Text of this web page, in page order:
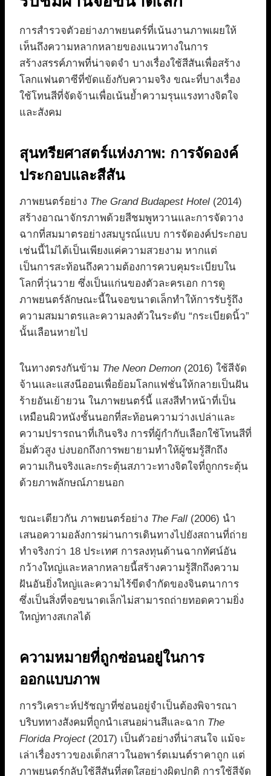
การสำรวจตัวอย่างภาพยนตร์ที่เน้นงานภาพเผยให้
เห็นถึงความหลากหลายของแนวทางในการ
สร้างสรรค์ภาพที่น่าจดจำ บางเรื่องใช้สีสันเพื่อสร้าง
โลกแฟนตาซีที่ขัดแย้งกับความจริง ขณะที่บางเรื่อง
ใช้โทนสีที่จัดจ้านเพื่อเน้นย้ำความรุนแรงทางจิตใจ
และสังคม
สุนทรียศาสตร์แห่งภาพ: การจัดองค์
ประกอบและสีสัน
ภาพยนตร์อย่าง The Grand Budapest Hotel (2014)
สร้างอาณาจักรภาพด้วยสีชมพูหวานและการจัดวาง
ฉากที่สมมาตรอย่างสมบูรณ์แบบ การจัดองค์ประกอบ
เช่นนี้ไม่ได้เป็นเพียงแค่ความสวยงาม หากแต่
เป็นการสะท้อนถึงความต้องการควบคุมระเบียบใน
โลกที่วุ่นวาย ซึ่งเป็นแก่นของตัวละครเอก การดู
ภาพยนตร์ลักษณะนี้ในจอขนาดเล็กทำให้การรับรู้ถึง
ความสมมาตรและความลงตัวในระดับ “กระเบียดนิ้ว”
นั้นเลือนหายไป
ในทางตรงกันข้าม The Neon Demon (2016) ใช้สีจัด
จ้านและแสงนีออนเพื่อย้อมโลกแฟชั่นให้กลายเป็นฝัน
ร้ายอันเย้ายวน ในภาพยนตร์นี้ แสงสีทำหน้าที่เป็น
เหมือนผิวหนังชั้นนอกที่สะท้อนความว่างเปล่าและ
ความปรารถนาที่เกินจริง การที่ผู้กำกับเลือกใช้โทนสีที่
อิ่มตัวสูง บ่งบอกถึงการพยายามทำให้ผู้ชมรู้สึกถึง
ความเกินจริงและกระตุ้นสภาวะทางจิตใจที่ถูกกระตุ้น
ด้วยภาพลักษณ์ภายนอก
ขณะเดียวกัน ภาพยนตร์อย่าง The Fall (2006) นำ
เสนอความอลังการผ่านการเดินทางไปยังสถานที่ถ่าย
ทำจริงกว่า 18 ประเทศ การลงทุนด้านฉากทัศน์อัน
กว้างใหญ่และหลากหลายนี้สร้างความรู้สึกถึงความ
ฝันอันยิ่งใหญ่และความไร้ขีดจำกัดของจินตนาการ
ซึ่งเป็นสิ่งที่จอขนาดเล็กไม่สามารถถ่ายทอดความยิ่ง
ใหญ่ทางสเกลได้
ความหมายที่ถูกซ่อนอยู่ในการ
ออกแบบภาพ
การวิเคราะห์ปรัชญาที่ซ่อนอยู่จำเป็นต้องพิจารณา
บริบททางสังคมที่ถูกนำเสนอผ่านสีและฉาก The
Florida Project(2017) เป็นตัวอย่างที่น่าสนใจ แม้จะ
เล่าเรื่องราวของเด็กสาวในอพาร์ตเมนต์ราคาถูก แต่
ภาพยนตร์กลับใช้สีสันที่สดใสอย่างผิดปกติ การใช้สีจัด